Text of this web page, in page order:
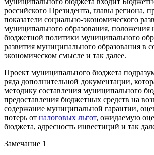
российского Президента, главы региона,
показатели социально-экономического
муниципального образования, положения
бюджетной политики муниципального
развития муниципального образования в
экономическом смысле и так далее.
Проект муниципального бюджета
ряда дополнительной документации,
методику составления муниципального
предоставления бюджетных средств на
содержание муниципальной гарантии,
потерь от налоговых льгот, ожидаемую
бюджета, адресность инвестиций и так
Замечание 1